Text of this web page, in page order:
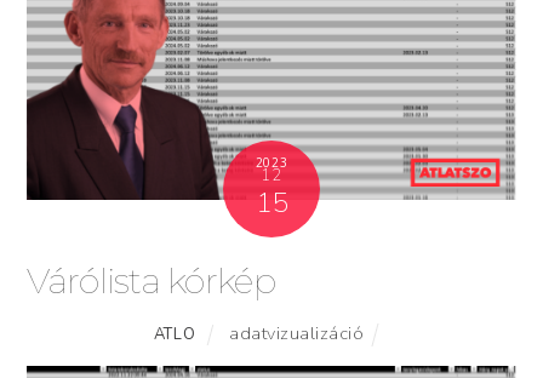
2023
12
15
Várólista kórkép
ATLO adatvizualizáció